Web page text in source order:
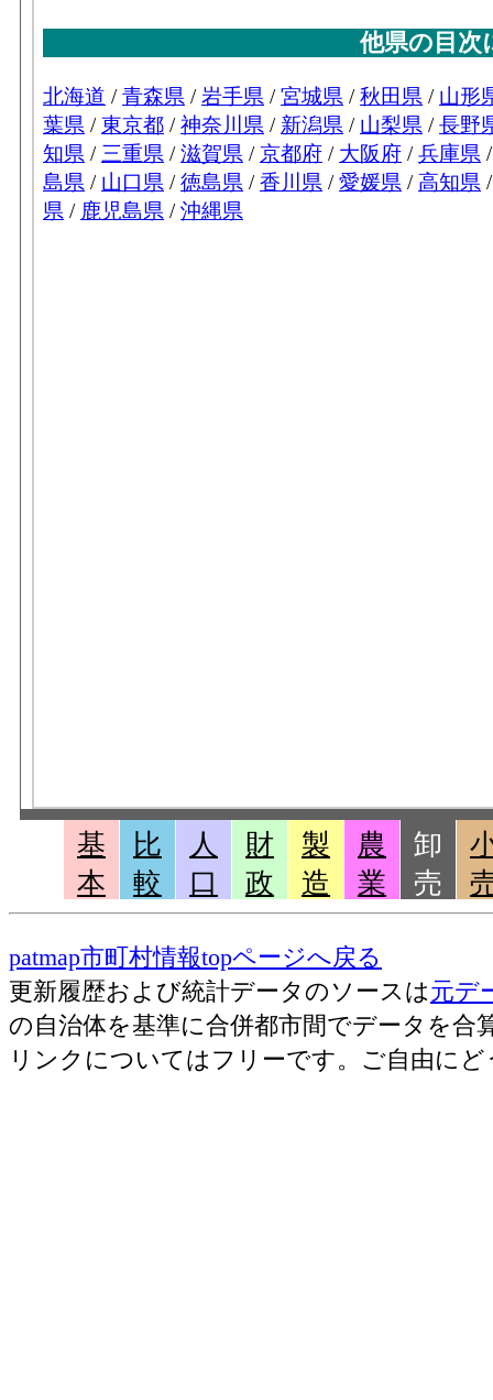
基
本
比
較
人
口
財
政
製
造
農
業
卸
売
patmap市町村情報topページへ戻る
更新履歴および統計データのソースは元デ
の自治体を基準に合併都市間でデータを合
リンクについてはフリーです。ご自由にど